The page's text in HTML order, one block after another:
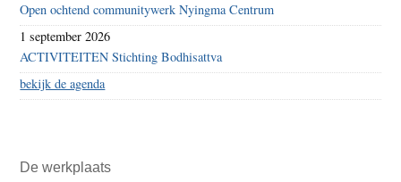
Open ochtend communitywerk Nyingma Centrum
1 september 2026
ACTIVITEITEN Stichting Bodhisattva
bekijk de agenda
De werkplaats